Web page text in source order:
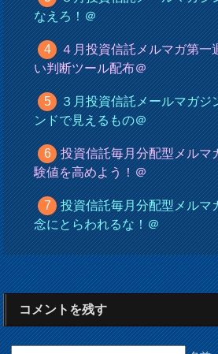
なえろ！＠
４月投資信託メルマガ第
い判断ツール配布＠
３月投資信託メールマガ
ンドで見えるもの＠
投資信託毎月分配型メル
験値を高めよう！＠
投資信託毎月分配型メル
念にとらわれるな！＠
コメントを残す